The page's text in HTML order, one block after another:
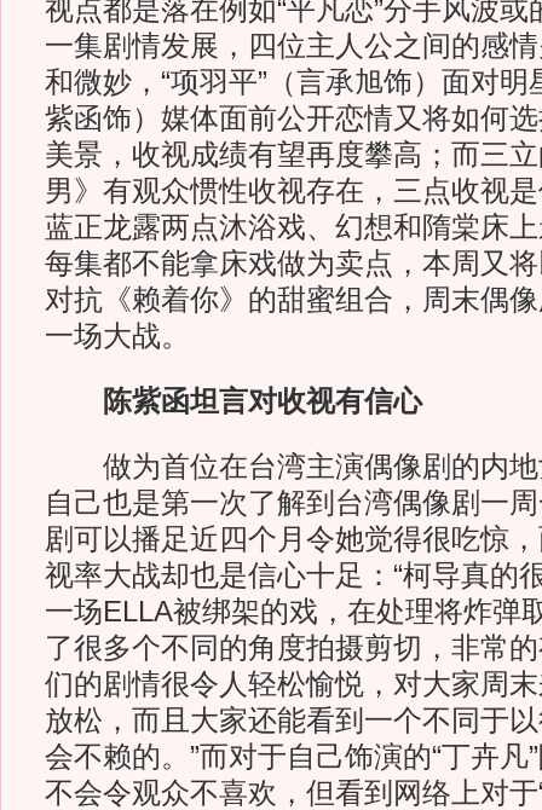
视点都是落在例如“平凡恋”分手风波
一集剧情发展，四位主人公之间的感
和微妙，“项羽平”（言承旭饰）面对明
紫函饰）媒体面前公开恋情又将如何
美景，收视成绩有望再度攀高；而三
男》有观众惯性收视存在，三点收视
蓝正龙露两点沐浴戏、幻想和隋棠床
每集都不能拿床戏做为卖点，本周又
对抗《赖着你》的甜蜜组合，周末偶
一场大战。
陈紫函坦言对收视有信心
做为首位在台湾主演偶像剧的内地
自己也是第一次了解到台湾偶像剧一
剧可以播足近四个月令她觉得很吃惊
视率大战却也是信心十足：“柯导真的
一场ELLA被绑架的戏，在处理将炸弹
了很多个不同的角度拍摄剪切，非常
们的剧情很令人轻松愉悦，对大家周
放松，而且大家还能看到一个不同于
会不赖的。”而对于自己饰演的“丁卉凡
不会令观众不喜欢，但看到网络上对于